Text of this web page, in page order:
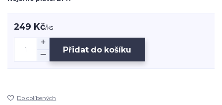
249 Kč/ks
Přidat do košíku
Do oblíbených